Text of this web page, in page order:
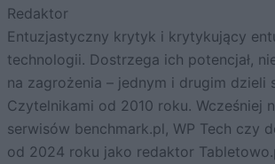
Redaktor
Entuzjastyczny krytyk i krytykujący
technologii. Dostrzega ich potencjał,
na zagrożenia – jednym i drugim dzieli
Czytelnikami od 2010 roku. Wcześniej
serwisów benchmark.pl, WP Tech czy
od 2024 roku jako redaktor